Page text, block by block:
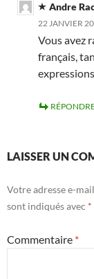
Andre
22 JANVIER
Vous avez
français,
LAISSER UN
Votre adresse e-
sont indiqués avec *
Commentaire *